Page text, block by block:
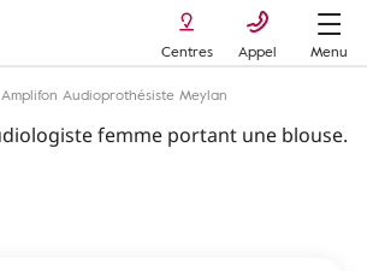
Centres Appel
Menu
Amplifon Audioprothésiste Meylan